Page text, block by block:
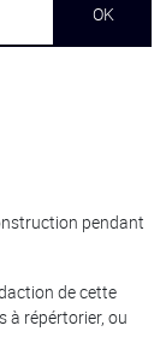
pendant
de cette
à répértorier, ou